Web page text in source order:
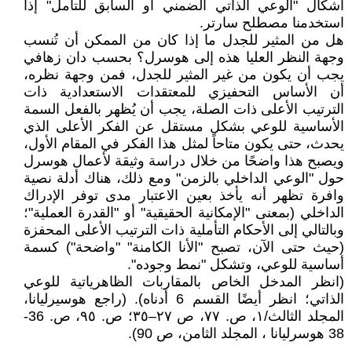
أشكال "الوعي الذاتي الضمني أو السابق للتأمل" إذا
استخدمنا مصطلح سارتر.
هل من المثير للجدل ما إذا كان من الممكن أن تُنسب
وجهة النظر العليا هذه إلى هوسرل؟ بحسب دان زهافي
يجب أن يكون من غير المثير للجدل، فمن وجهة نظره،
أن الأساس التحفيزي للمعتقدات الاستعدادية ذات
الترتيب الأعلى ذات الصلة، يجب أن يُظهر بالفعل السمة
الأساسية للوعي بشكل مستقل عن الفكر الأعلى الذي
يحدث، حتى يكون متاحاً لمثل هذا الفكر في المقام الأول،
ويصبح هذا واضحًا من خلال دراسة وثيقة لأعمال هوسرل
حول "الوعي الداخلي بالزمن" ومع ذلك، هناك أدلة نصية
وافرة تظهر أنه يأخذ بعين الاعتبار مدى توفر الإدراك
الداخلي (بمعنى "الإمكانية الحقيقية" أو "القدرة العملية"؛
وبالتالي إلى الأحكام التأملية ذات الترتيب الأعلى المحفزة
(حيث حتى الآن، تصبح "الأنا الكامنة" "واضحة") كسمة
أساسية للوعي، وتشكل "نمط وجوده".
(انظر المدخل الخاص بالمقاربات الظاهرياتية للوعي
الذاتي؛ انظر أيضًا القسم 6 أدناه). (راجع هوسيرليانا،
المجلد الثالث/١، ص. ٧٧، ص ٢٧–٣٥؛ ص. ٩٥، ص. 36-
38 هوسرليانا ، المجلد الثامن، ص 90).